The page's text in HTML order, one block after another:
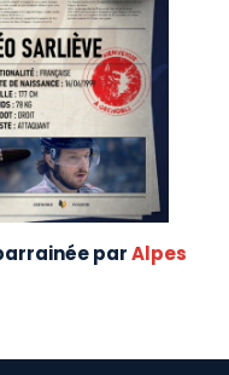
parAlpes